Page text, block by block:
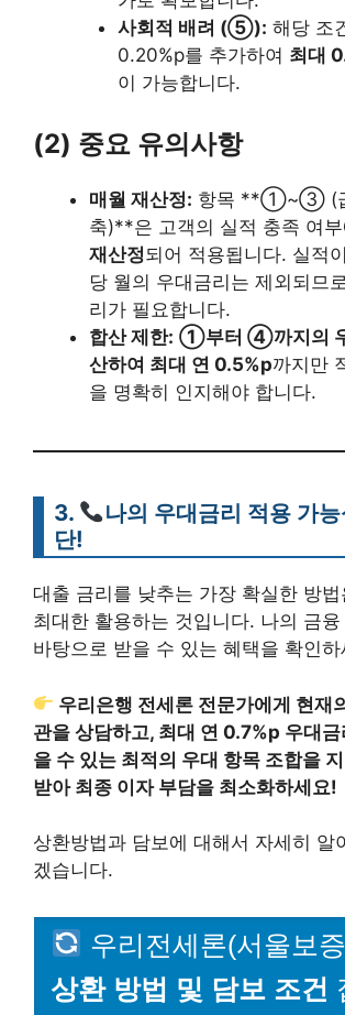
사회적 배려 (⑤): 해당 조
0.20%p를 추가하여 최대
이 가능합니다.
(2) 중요 유의사항
매월 재산정: 항목 **①~③ (급
축)**은 고객의 실적 충족 여
재산정되어 적용됩니다. 실적
당 월의 우대금리는 제외되므
리가 필요합니다.
합산 제한: ①부터 ④까지의
산하여 최대 연 0.5%p까지만
을 명확히 인지해야 합니다.
3.
나의 우대금리 적용 가
단!
대출 금리를 낮추는 가장 확실한 방
최대한 활용하는 것입니다. 나의 금
바탕으로 받을 수 있는 혜택을 확인하
우리은행 전세론 전문가에게 현재
관을 상담하고, 최대 연 0.7%p 우대
을 수 있는 최적의 우대 항목 조합을
받아 최종 이자 부담을 최소화하세요!
상환방법과 담보에 대해서 자세히 알
겠습니다.
우리전세론(서울보
상환 방법 및 담보 조건